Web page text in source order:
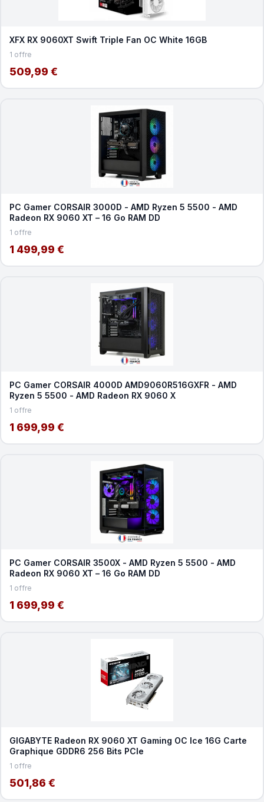
XFX RX 9060XT Swift Triple Fan OC White 16GB
1 offre
509,99 €
PC Gamer CORSAIR 3000D - AMD Ryzen 5 5500 - AMD
Radeon RX 9060 XT – 16 Go RAM DD
1 offre
1 499,99 €
PC Gamer CORSAIR 4000D AMD9060R516GXFR - AMD
Ryzen 5 5500 - AMD Radeon RX 9060 X
1 offre
1 699,99 €
PC Gamer CORSAIR 3500X - AMD Ryzen 5 5500 - AMD
Radeon RX 9060 XT – 16 Go RAM DD
1 offre
1 699,99 €
GIGABYTE Radeon RX 9060 XT Gaming OC Ice 16G Carte
Graphique GDDR6 256 Bits PCIe
1 offre
501,86 €